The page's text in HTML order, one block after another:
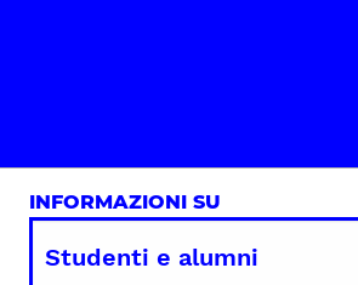
INFORMAZIONI SU